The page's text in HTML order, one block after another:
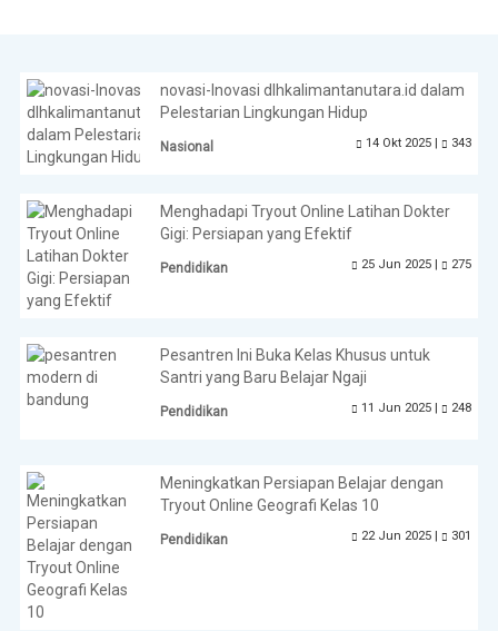
novasi-Inovasi dlhkalimantanutara.id dalam
Pelestarian Lingkungan Hidup
Nasional 14 Okt 2025 | 343
Menghadapi Tryout Online Latihan Dokter
Gigi: Persiapan yang Efektif
Pendidikan 25 Jun 2025 | 275
Pesantren Ini Buka Kelas Khusus untuk
Santri yang Baru Belajar Ngaji
Pendidikan 11 Jun 2025 | 248
Meningkatkan Persiapan Belajar dengan
Tryout Online Geografi Kelas 10
Pendidikan 22 Jun 2025 | 301